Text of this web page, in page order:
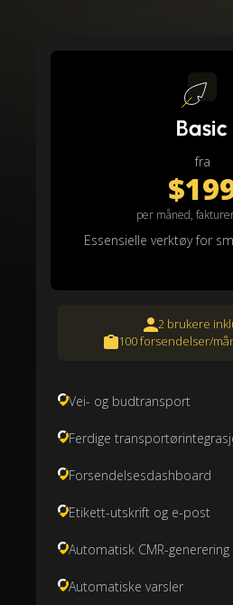
Basic
fra
per måned,
Essensielle verktøy for
2 brukere
100 forsendelser/
Vei- og budtransport
Ferdige
Forsendelsesdashboard
Etikett-utskrift og e-post
Automatisk CMR-generering
Automatiske varsler